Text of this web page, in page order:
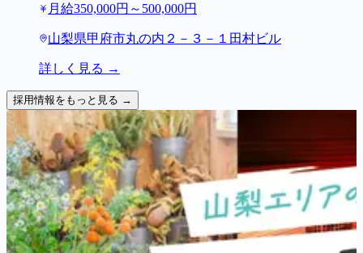
月給350,000円～500,000円
山梨県甲府市丸の内２－３－１田村ビル
詳しく見る →
採用情報をもっと見る →